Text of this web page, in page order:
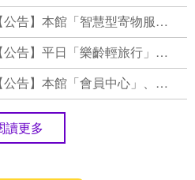
【公告】本館「智慧型寄物服務」說明
【公告】平日「樂齡輕旅行」套裝優惠，即刻預約！
【公告】本館「會員中心」、「掌握科工」個資保存期限說明
讀更多